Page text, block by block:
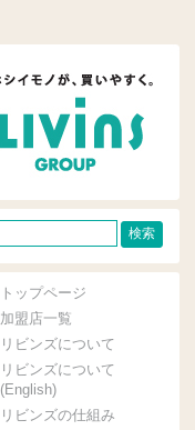
トップページ
加盟店一覧
リビンズについて
リビンズについて
(English)
リビンズの仕組み